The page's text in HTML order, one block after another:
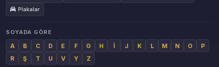
Plakalar
SOYADA GÖRE
A B C D E F G H İ J K L M N O
P
R
Ş T U V Y Z